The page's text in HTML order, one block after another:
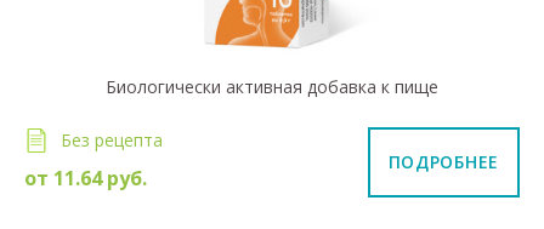
Биологически активная добавка к пище
Без рецепта
от 11.64руб.
ПОДРОБНЕЕ